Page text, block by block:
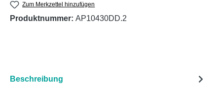
Zum Merkzettel hinzufügen
Produktnummer: AP10430DD.2
Beschreibung